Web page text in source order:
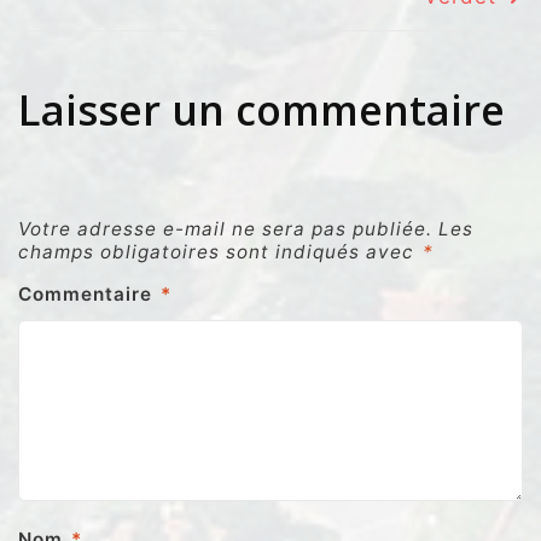
Laisser un commentaire
Votre adresse e-mail ne sera pas publiée. Les
champs obligatoires sont indiqués avec *
Commentaire *